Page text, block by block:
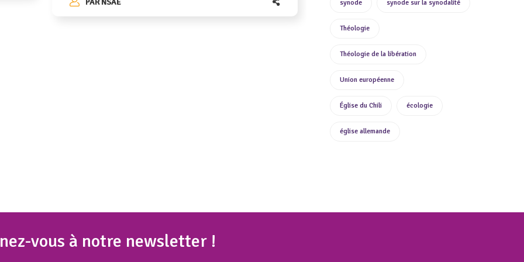
synode synode sur la synodalité
Théologie
Théologie de la libération
Union européenne
Église du Chili écologie
église allemande
-vous à notre newsletter !